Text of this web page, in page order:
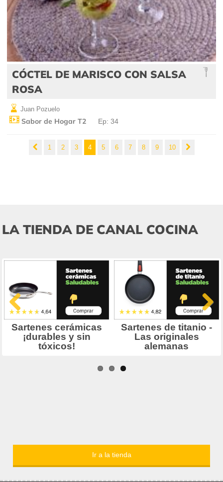
CÓCTEL DE MARISCO CON SALSA
ROSA
Juan Pozuelo
Sabor de Hogar T2 Ep: 34
1 2 3 4 5 6 7 8 9 10
LA TIENDA DE CANAL COCINA
Ir a la tienda